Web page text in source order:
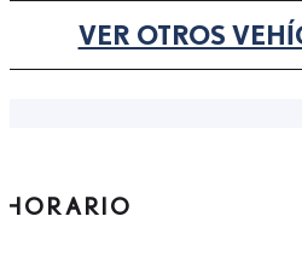
VER OTROS
HORARIO